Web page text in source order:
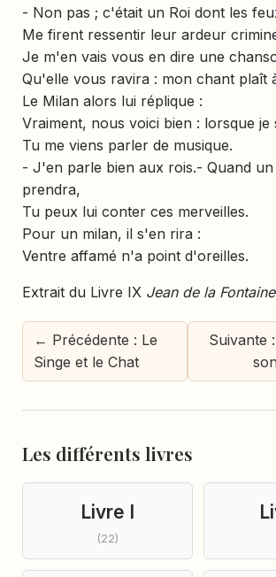
- Non pas ; c'était un Roi dont les
Me firent ressentir leur ardeur
Je m'en vais vous en dire une
Qu'elle vous ravira : mon chant plaît
Le Milan alors lui réplique :
Vraiment, nous voici bien : lorsque je
Tu me viens parler de musique.
- J'en parle bien aux rois.- Quand
prendra,
Tu peux lui conter ces merveilles.
Pour un milan, il s'en rira :
Ventre affamé n'a point d'oreilles.
Extrait du Livre IX Jean de la Fontaine
← Précédente : Le
Singe et le Chat
Suivante
Les différents livres
Livre I
(22)